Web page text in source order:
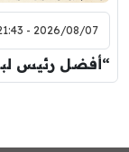
2026/08/07 - 21:43
“أفضل رئيس